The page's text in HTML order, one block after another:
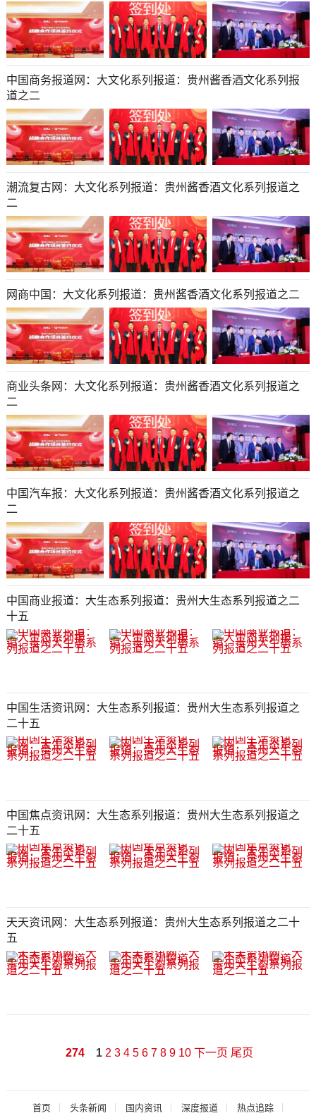
中国商务报道网：大文化系列报道：贵州酱香酒文化系列报
道之二
潮流复古网：大文化系列报道：贵州酱香酒文化系列报道之
二
网商中国：大文化系列报道：贵州酱香酒文化系列报道之二
商业头条网：大文化系列报道：贵州酱香酒文化系列报道之
二
中国汽车报：大文化系列报道：贵州酱香酒文化系列报道之
二
中国商业报道：大生态系列报道：贵州大生态系列报道之二
十五​​​​​​​​​​​​​​​​​​​​​​​​​​​​​​​​​​​​​​​​​​​​​​​​​​​​​​​​​​​​​​​​​​​​​​​​
中国生活资讯网：大生态系列报道：贵州大生态系列报道之
二十五​​​​​​​​​​​​​​​​​​​​​​​​​​​​​​​​​​​​​​​​​​​​​​​​​​​​​​​​​​​​​​​​​​​​​​​
中国焦点资讯网：大生态系列报道：贵州大生态系列报道之
二十五​​​​​​​​​​​​​​​​​​​​​​​​​​​​​​​​​​​​​​​​​​​​​​​​​​​​​​​​​​​​​​​​​​​​​​​
天天资讯网：大生态系列报道：贵州大生态系列报道之二十
五​​​​​​​​​​​​​​​​​​​​​​​​​​​​​​​​​​​​​​​​​​​​​​​​​​​​​​​​​​​​​​​​​​​​​​​​​
274 1 2 3 4 5 6 7 8 9 10 下一页 尾页
首页 头条新闻 国内资讯 深度报道 热点追踪